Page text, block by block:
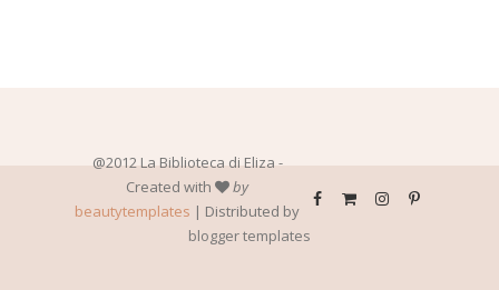
@2012 La Biblioteca di Eliza -
Created with
by
beautytemplates | Distributed by
blogger templates